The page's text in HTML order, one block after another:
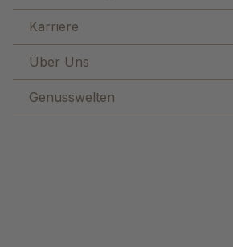
Karriere
Über Uns
Genusswelten